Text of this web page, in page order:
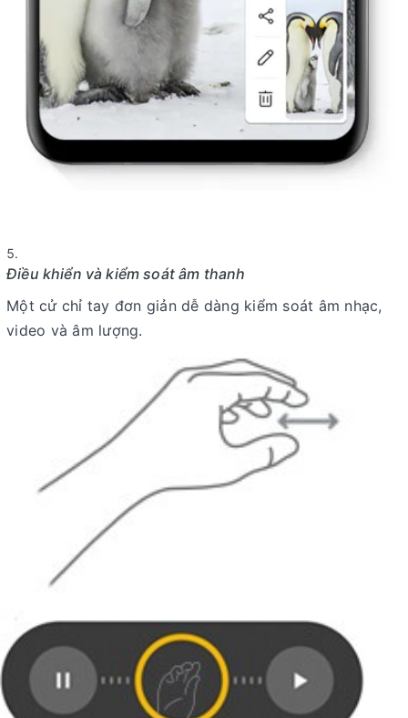
Điều khiển và kiểm soát âm thanh
Một cử chỉ tay đơn giản dễ dàng kiểm soát âm nhạc,
video và âm lượng.